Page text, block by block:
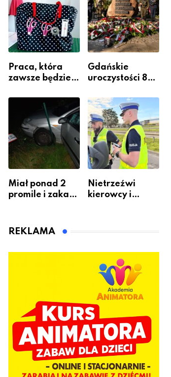
Komendy
Powiatowej
Praca, która
zawsze będzie
krawiectwo
zawodem
przyszłości i
gdzie się go
nauczyć?
Gdańskie
uroczystości 82.
wybuchu
Powstania
Warszawskiego
Miał ponad 2
promile i zakaz
kierownicę w
Nietrzeźwi
kierowcy i
REKLAMA